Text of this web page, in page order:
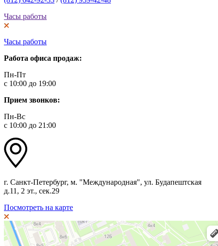
Часы работы
Часы работы
Работа офиса продаж:
Пн-Пт
с 10:00 до 19:00
Прием звонков:
Пн-Вс
с 10:00 до 21:00
г. Санкт-Петербург, м. "Международная", ул. Будапештская
д.11, 2 эт., сек.29
Посмотреть на карте